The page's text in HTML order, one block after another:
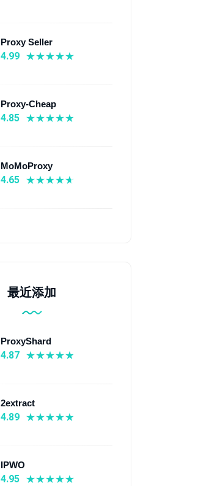
Proxy Seller
4.99
Proxy-Cheap
4.85
MoMoProxy
4.65
最近添加
ProxyShard
4.87
2extract
4.89
IPWO
4.95